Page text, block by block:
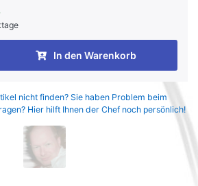
In den Warenkorb
nicht finden? Sie haben Problem beim
Hier hilft Ihnen der Chef noch persönlich!